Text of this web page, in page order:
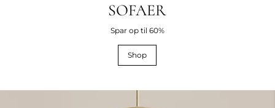
SOFAER
Spar op til 60%
Shop